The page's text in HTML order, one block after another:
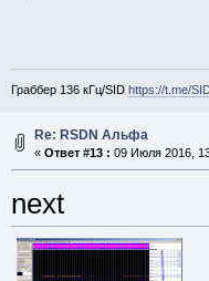
Граббер 136 кГц/SID https://t.me/
Re: RSDN Альфа
« Ответ #13 : 09 Июля 2016,
next